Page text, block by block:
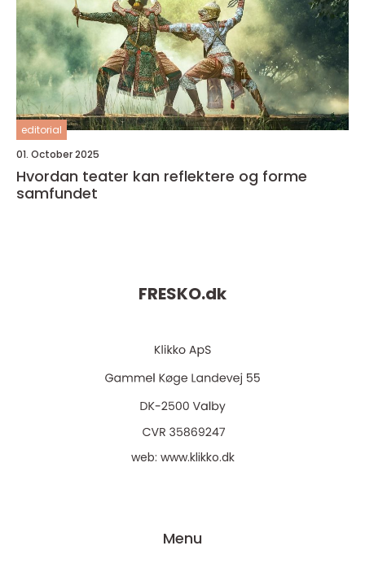
editorial
01. October 2025
Hvordan teater kan reflektere og forme
samfundet
FRESKO.dk
web: www.klikko.dk
Menu